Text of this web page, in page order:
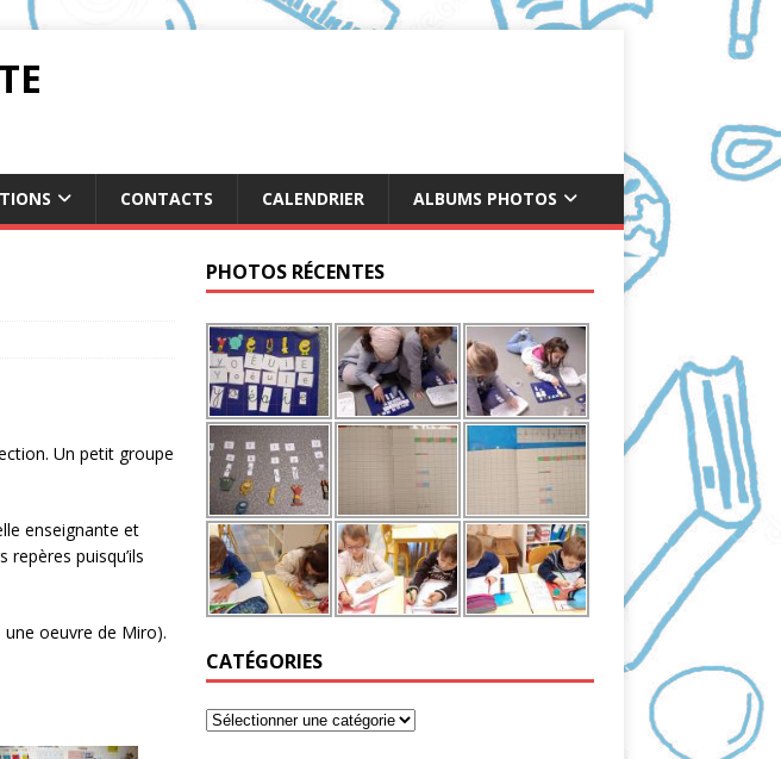
CONTACTS CALENDRIER ALBUMS PHOTOS
Un petit groupe
enseignante et
repères puisqu’ils
oeuvre de Miro).
PHOTOS RÉCENTES
CATÉGORIES